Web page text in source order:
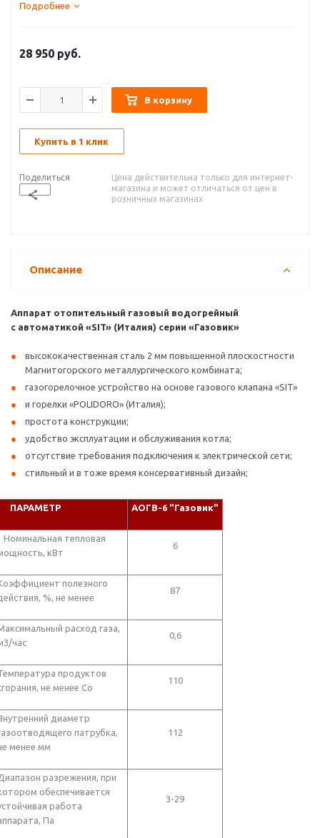
Подробнее
28 950 руб.
В корзину
Купить в 1 клик
Поделиться
Цена действительна только для интернет-
магазина и может отличаться от цен в
розничных магазинах
Описание
Аппарат отопительный газовый водогрейный
с автоматикой «SIT» (Италия) серии «Газовик»
высококачественная сталь 2 мм повышенной плоскостности
Магнитогорского металлургического комбината;
газогорелочное устройство на основе газового клапана «SIT»
и горелки «POLIDORO» (Италия);
простота конструкции;
удобство эксплуатации и обслуживания котла;
отсутствие требования подключения к электрической сети;
стильный и в тоже время консервативный дизайн;
АОГВ-6 "Газовик"
тепловая
кВт
6
полезного
%, не менее
87
расход газа,
час
0,6
продуктов
не менее Со
110
диаметр
патрубка,
менее мм
112
разрежения, при
обеспечивается
работа
Па
3-29